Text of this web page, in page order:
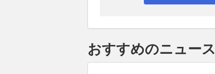
おすすめのニュース